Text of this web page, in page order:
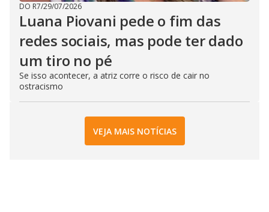
DO R7/29/07/2026
Luana Piovani pede o fim das
redes sociais, mas pode ter dado
um tiro no pé
Se isso acontecer, a atriz corre o risco de cair no
ostracismo
VEJA MAIS NOTÍCIAS